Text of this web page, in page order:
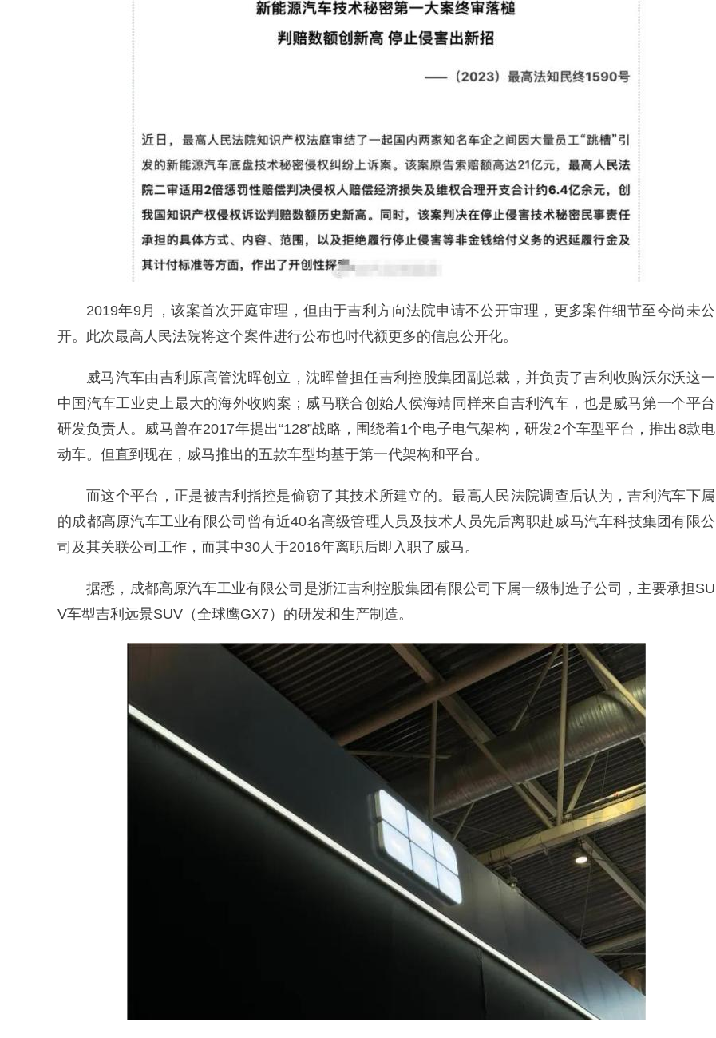
2019年9月，该案首次开庭审理，但由于吉利方向法院申请不公开审理，更多案件细节至今尚未公
开。此次最高人民法院将这个案件进行公布也时代额更多的信息公开化。
威马汽车由吉利原高管沈晖创立，沈晖曾担任吉利控股集团副总裁，并负责了吉利收购沃尔沃这一
中国汽车工业史上最大的海外收购案；威马联合创始人侯海靖同样来自吉利汽车，也是威马第一个平台
研发负责人。威马曾在2017年提出“128”战略，围绕着1个电子电气架构，研发2个车型平台，推出8款电
动车。但直到现在，威马推出的五款车型均基于第一代架构和平台。
而这个平台，正是被吉利指控是偷窃了其技术所建立的。最高人民法院调查后认为，吉利汽车下属
的成都高原汽车工业有限公司曾有近40名高级管理人员及技术人员先后离职赴威马汽车科技集团有限公
司及其关联公司工作，而其中30人于2016年离职后即入职了威马。
据悉，成都高原汽车工业有限公司是浙江吉利控股集团有限公司下属一级制造子公司，主要承担SU
V车型吉利远景SUV（全球鹰GX7）的研发和生产制造。